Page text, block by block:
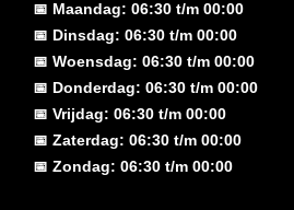
📅 Maandag: 06:30 t/m 00:00
📅 Dinsdag: 06:30 t/m 00:00
📅 Woensdag: 06:30 t/m 00:00
📅 Donderdag: 06:30 t/m 00:00
📅 Vrijdag: 06:30 t/m 00:00
📅 Zaterdag: 06:30 t/m 00:00
📅 Zondag: 06:30 t/m 00:00